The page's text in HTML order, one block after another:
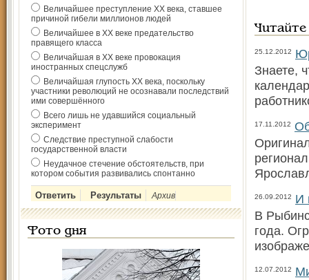
Величайшее преступление ХХ века, ставшее
причиной гибели миллионов людей
Величайшее в ХХ веке предательство
правящего класса
Величайшая в ХХ веке провокация
иностранных спецслужб
Величайшая глупость ХХ века, поскольку
участники революций не осознавали последствий
ими совершённого
Всего лишь не удавшийся социальный
эксперимент
Следствие преступной слабости
государственной власти
Неудачное стечение обстоятельств, при
котором события развивались спонтанно
Архив
Фото дня
25.12.2012
Знаете,
17.11.2012
26.09.2012
И
В
года.
12.07.2012